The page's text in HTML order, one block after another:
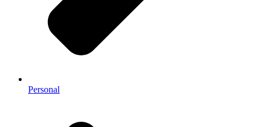
Personal